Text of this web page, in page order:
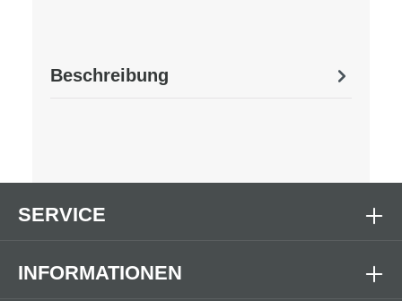
Beschreibung
SERVICE
INFORMATIONEN